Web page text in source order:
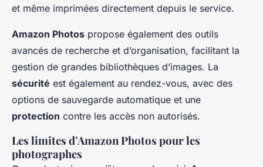
et même imprimées directement depuis le service.
Amazon Photos propose également des outils
avancés de recherche et d’organisation, facilitant la
gestion de grandes bibliothèques d’images. La
sécurité est également au rendez-vous, avec des
options de sauvegarde automatique et une
protection contre les accès non autorisés.
Les limites d’Amazon Photos pour les
photographes